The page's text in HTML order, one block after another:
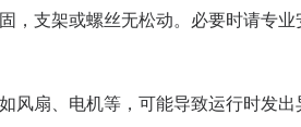
，支架或螺丝无松动。必要时请专业
风扇、电机等，可能导致运行时发出